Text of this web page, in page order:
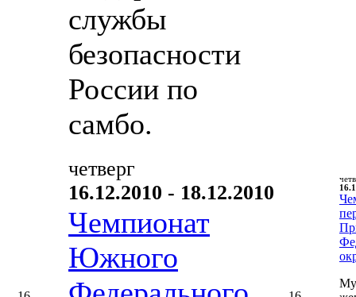
службы
безопасности
России по
самбо.
четверг
16.12.2010 - 18.12.2010
Чемпионат
Южного